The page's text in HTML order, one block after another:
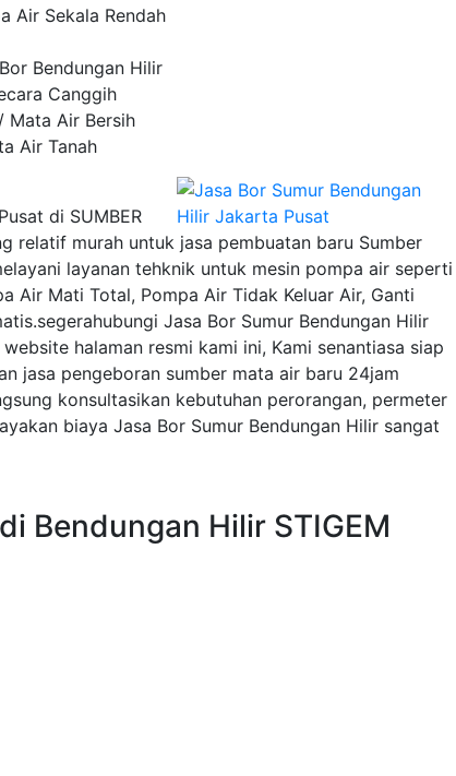
Air Sekala Rendah
Bendungan Hilir
Canggih
Mata Air Bersih
Air Tanah
di SUMBER
relatif murah untuk jasa pembuatan baru Sumber
layanan tehknik untuk mesin pompa air seperti
Air Mati Total, Pompa Air Tidak Keluar Air, Ganti
Jasa Bor Sumur Bendungan Hilir
halaman resmi kami ini, Kami senantiasa siap
jasa pengeboran sumber mata air baru 24jam
konsultasikan kebutuhan perorangan, permeter
biaya Jasa Bor Sumur Bendungan Hilir sangat
Bendungan Hilir STIGEM